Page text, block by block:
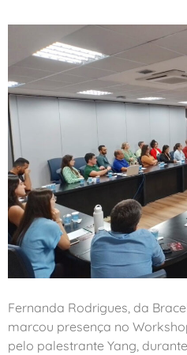
Fernanda Rodrigues, da
marcou presença no
pelo palestrante Yang,